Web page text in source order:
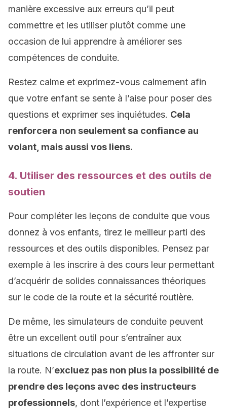
manière excessive aux erreurs qu’il peut
commettre et les utiliser plutôt comme une
occasion de lui apprendre à améliorer ses
compétences de conduite.
Restez calme et exprimez-vous calmement afin
que votre enfant se sente à l’aise pour poser des
questions et exprimer ses inquiétudes. Cela
renforcera non seulement sa confiance au
volant, mais aussi vos liens.
4. Utiliser des ressources et des outils de
soutien
Pour compléter les leçons de conduite que vous
donnez à vos enfants, tirez le meilleur parti des
ressources et des outils disponibles. Pensez par
exemple à les inscrire à des cours leur permettant
d’acquérir de solides connaissances théoriques
sur le code de la route et la sécurité routière.
De même, les simulateurs de conduite peuvent
être un excellent outil pour s’entraîner aux
situations de circulation avant de les affronter sur
la route. N’excluez pas non plus la possibilité de
prendre des leçons avec des instructeurs
professionnels, dont l’expérience et l’expertise